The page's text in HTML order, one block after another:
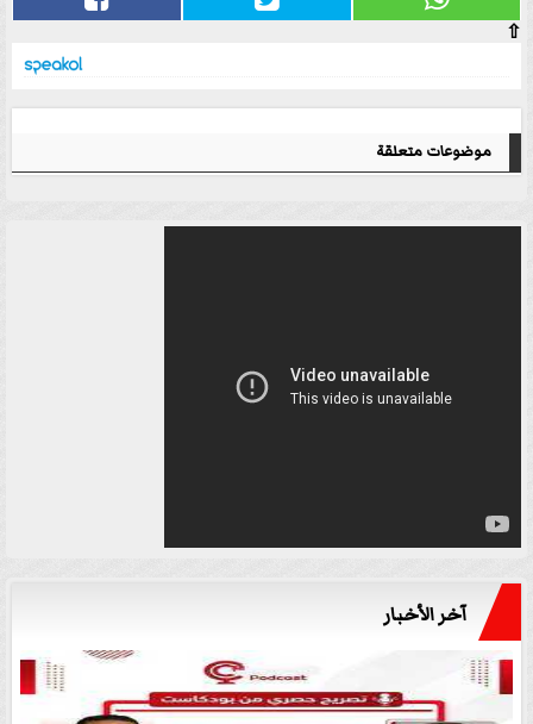
⇧
موضوعات متعلقة
آخر الأخبار